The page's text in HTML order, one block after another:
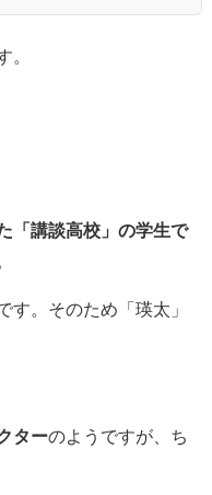
。
「講談高校」の学生で
す。そのため「瑛太」
ターのようですが、ち